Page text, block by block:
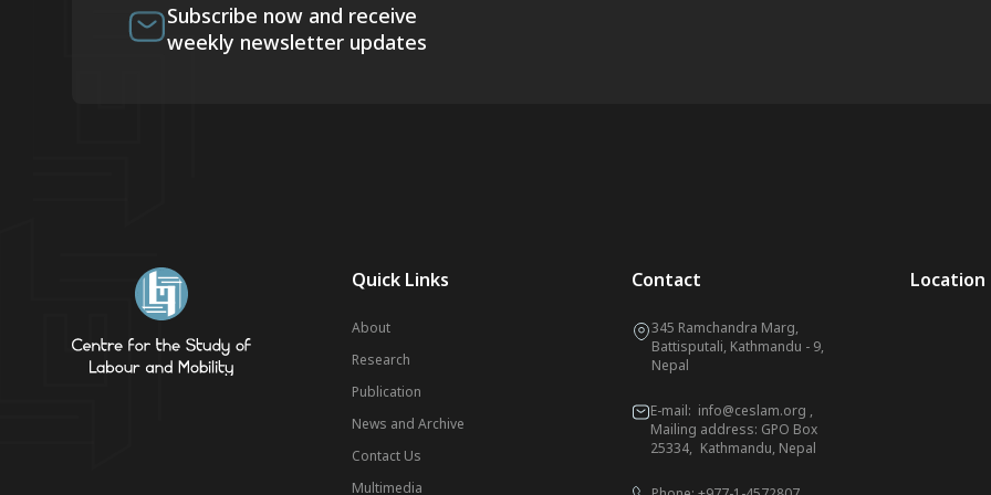
Subscribe now and receive
weekly newsletter updates
Quick Links
About
Research
Publication
News and Archive
Contact Us
Multimedia
Contact
345 Ramchandra Marg,
Battisputali, Kathmandu - 9,
Nepal
E-mail: info@ceslam.org ,
Mailing address: GPO Box
25334, Kathmandu, Nepal
Location